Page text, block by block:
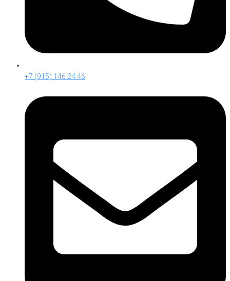
+7 (915) 146 24 46